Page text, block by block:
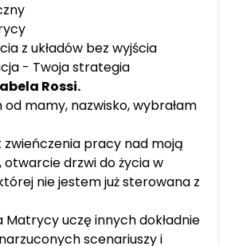
z układów bez wyjścia
- Twoja strategia
Rossi.
mamy, nazwisko, wybrałam
zwieńczenia pracy nad moją
drzwi do życia w
nie jestem już sterowana z
uczę innych dokładnie
scenariuszy i